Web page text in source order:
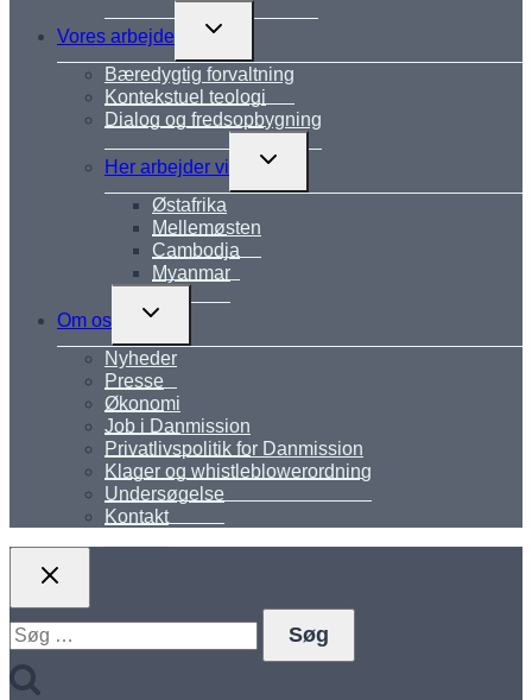
Vores arbejde
Skift
Bæredygtig forvaltning
Kontekstuel teologi
Dialog og fredsopbygning
Her arbejder vi
Skift
Østafrika
Mellemøsten
Cambodja
Myanmar
Om os
Skift
Nyheder
Presse
Økonomi
Job i Danmission
Privatlivspolitik for Danmission
Klager og whistleblowerordning
Undersøgelse
Kontakt
Søg
efter: